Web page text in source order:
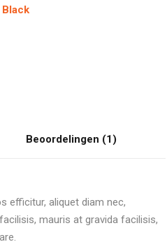
Black
Beoordelingen (1)
efficitur, aliquet diam nec,
mauris at gravida facilisis,